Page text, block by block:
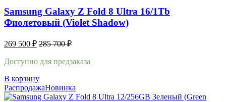
Samsung Galaxy Z Fold 8 Ultra 16/1Tb
Фиолетовый (Violet Shadow)
269 500 ₽ 285 700₽
Доступно для предзаказа
В корзину
РаспродажаНовинка